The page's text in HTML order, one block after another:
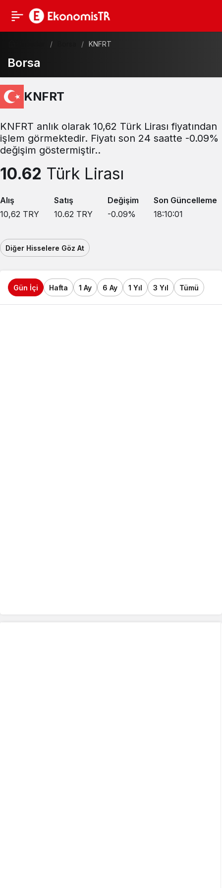
KNFRT
Borsa
KNFRT
KNFRT anlık olarak 10,62 Türk Lirası fiyatından
işlem görmektedir. Fiyatı son 24 saatte -0.09%
değişim göstermiştir..
10.62 Türk Lirası
Alış
10,62 TRY
Satış
10.62 TRY
Değişim
-0.09%
Son Güncelleme
18:10:01
Diğer Hisselere Göz At
Gün İçi Hafta 1 Ay 6 Ay 1 Yıl 3 Yıl Tümü